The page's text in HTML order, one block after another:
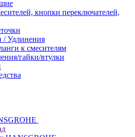
кнопки переключателей,
/ Удлинения
к смесителям
гайки/втулки